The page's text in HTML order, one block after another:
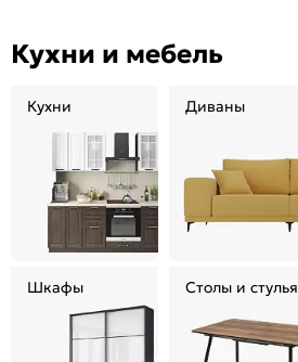
Кухни и мебель
Кухни Диваны
Шкафы Столы и стулья